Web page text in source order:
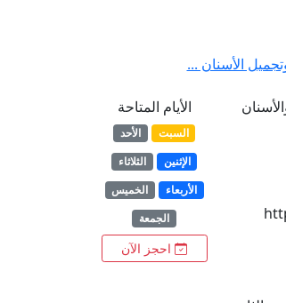
الأسنان ...
الأيام المتاحة
السبت
الأحد
الإثنين
الثلاثاء
الأربعاء
الخميس
الجمعة
احجز الآن